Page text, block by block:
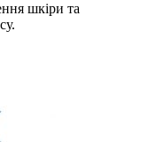
шкіри та